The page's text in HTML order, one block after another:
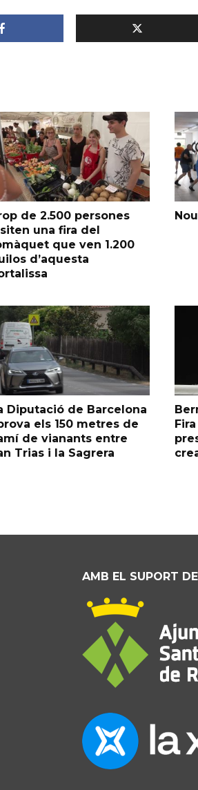
de 2.500 persones
una fira del
que ven 1.200
d’aquesta
Diputació de Barcelona
els 150 metres de
de vianants entre
Trias i la Sagrera
AMB EL SUPORT DE